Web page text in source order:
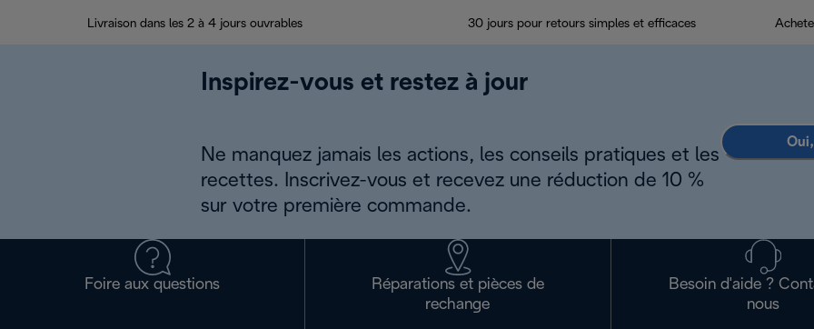
Livraison dans les 2 à 4 jours ouvrables 30 jours pour retours simples et efficaces
Inspirez-vous et restez à jour
Ne manquez jamais les actions, les conseils pratiques et les
recettes. Inscrivez-vous et recevez une réduction de 10 %
sur votre première commande.
Foire aux questions
Réparations et pièces de
rechange
Besoin d'aide ?
nous